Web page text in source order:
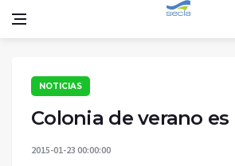
NOTICIAS
Colonia de verano
2015-01-23 00:00:00